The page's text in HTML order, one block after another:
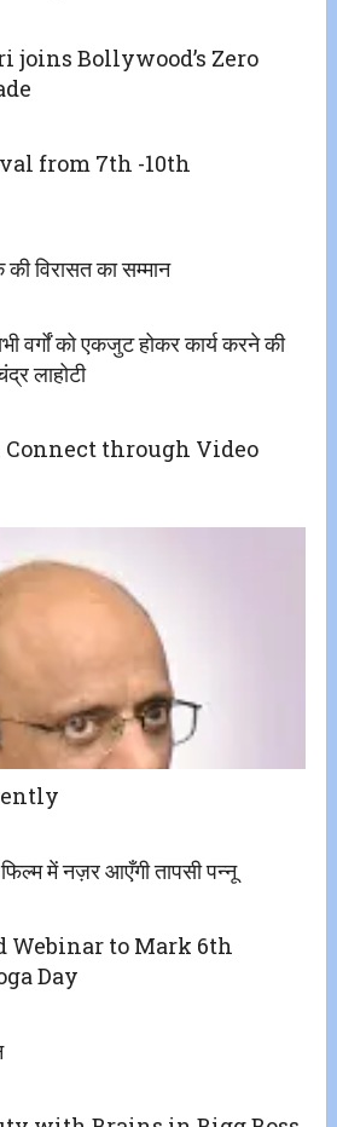
joins Bollywood’s Zero
from 7th -10th
विरासत का सम्मान
वर्गों को एकजुट होकर कार्य करने की
लाहोटी
Connect through Video
में नज़र आएँगी तापसी पन्नू
Webinar to Mark 6th
Day